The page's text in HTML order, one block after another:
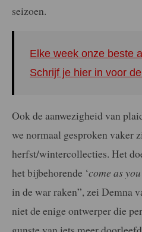
seizoen.
Elke week onze beste
Schrijf je hier in voor
Ook de aanwezigheid van
we normaal gesproken vaker
herfst/wintercollecties. Het
het bijbehorende ‘come as
in de war raken”, zei Demna
niet de enige ontwerper die